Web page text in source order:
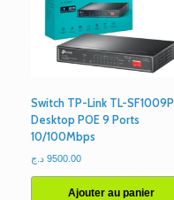
Switch TP-Link TL-SF1009P
Desktop POE 9 Ports
10/100Mbps
9500.00 د.ج
Ajouter au panier